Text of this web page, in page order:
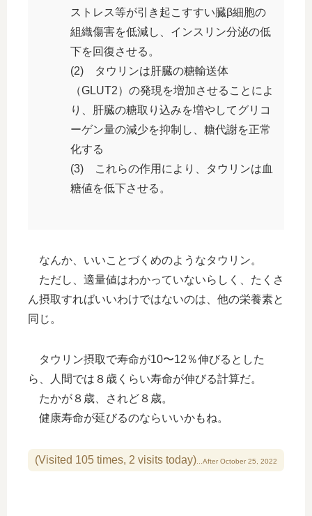
ストレス等が引き起こすすい臓β細胞の
組織傷害を低減し、インスリン分泌の低
下を回復させる。
(2) タウリンは肝臓の糖輸送体
（GLUT2）の発現を増加させることによ
り、肝臓の糖取り込みを増やしてグリコ
ーゲン量の減少を抑制し、糖代謝を正常
化する
(3) これらの作用により、タウリンは血
糖値を低下させる。
なんか、いいことづくめのようなタウリン。
ただし、適量値はわかっていないらしく、たくさ
ん摂取すればいいわけではないのは、他の栄養素と
同じ。
タウリン摂取で寿命が10〜12％伸びるとした
ら、人間では８歳くらい寿命が伸びる計算だ。
たかが８歳、されど８歳。
健康寿命が延びるのならいいかもね。
(Visited 105 times, 2 visits today)